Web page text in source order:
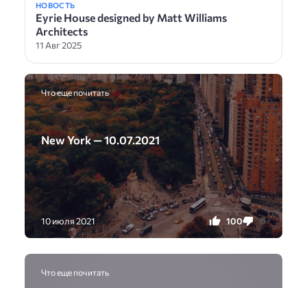
НОВОСТЬ
Eyrie House designed by Matt Williams
Architects
11 Авг 2025
Что еще почитать
New York — 10.07.2021
10 июля 2021 100 0
Что еще почитать